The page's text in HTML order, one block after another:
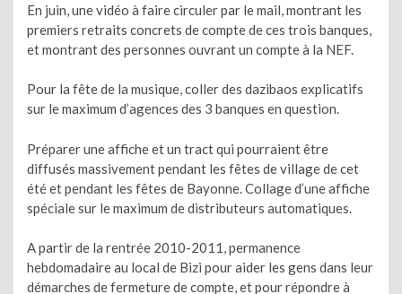
En juin, une vidéo à faire circuler par le mail, montrant les
premiers retraits concrets de compte de ces trois banques,
et montrant des personnes ouvrant un compte à la NEF.
Pour la fête de la musique, coller des dazibaos explicatifs
sur le maximum d’agences des 3 banques en question.
Préparer une affiche et un tract qui pourraient être
diffusés massivement pendant les fêtes de village de cet
été et pendant les fêtes de Bayonne. Collage d’une affiche
spéciale sur le maximum de distributeurs automatiques.
A partir de la rentrée 2010-2011, permanence
hebdomadaire au local de Bizi pour aider les gens dans leur
démarches de fermeture de compte, et pour répondre à